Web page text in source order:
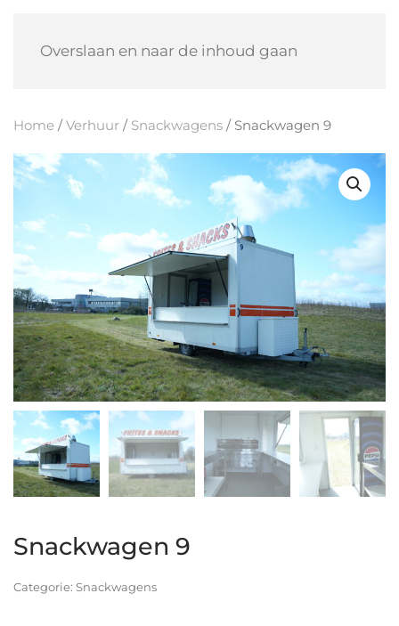
Overslaan en naar de inhoud gaan
Home /Verhuur / Snackwagens / Snackwagen 9
Snackwagen 9
Categorie: Snackwagens